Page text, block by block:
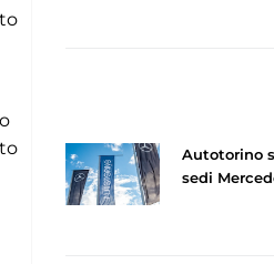
Autotorino
sedi